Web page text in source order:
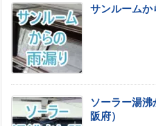
サンルームか
ソーラー湯
阪府）